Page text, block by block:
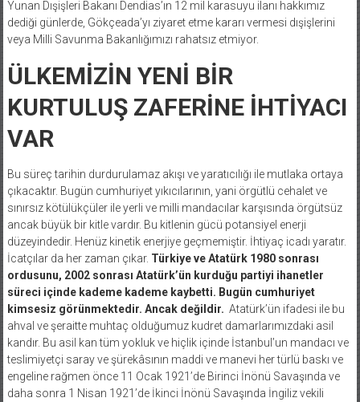
Yunan Dışişleri Bakanı Dendias’ın 12 mil karasuyu ilanı hakkımız
dediği günlerde, Gökçeada’yı ziyaret etme kararı vermesi dışişlerini
veya Milli Savunma Bakanlığımızı rahatsız etmiyor.
ÜLKEMİZİN YENİ BİR
KURTULUŞ ZAFERİNE İHTİYACI
VAR
Bu süreç tarihin durdurulamaz akışı ve yaratıcılığı ile mutlaka ortaya
çıkacaktır. Bugün cumhuriyet yıkıcılarının, yani örgütlü cehalet ve
sınırsız kötülükçüler ile yerli ve milli mandacılar karşısında örgütsüz
ancak büyük bir kitle vardır. Bu kitlenin gücü potansiyel enerji
düzeyindedir. Henüz kinetik enerjiye geçmemiştir. İhtiyaç icadı yaratır.
İcatçılar da her zaman çıkar. Türkiye ve Atatürk 1980 sonrası
ordusunu, 2002 sonrası Atatürk’ün kurduğu partiyi ihanetler
süreci içinde kademe kademe kaybetti. Bugün cumhuriyet
kimsesiz görünmektedir. Ancak değildir. Atatürk’ün ifadesi ile bu
ahval ve şeraitte muhtaç olduğumuz kudret damarlarımızdaki asil
kandır. Bu asil kan tüm yokluk ve hiçlik içinde İstanbul’un mandacı ve
teslimiyetçi saray ve şürekâsının maddi ve manevi her türlü baskı ve
engeline rağmen önce 11 Ocak 1921’de Birinci İnönü Savaşında ve
daha sonra 1 Nisan 1921’de İkinci İnönü Savaşında İngiliz vekili